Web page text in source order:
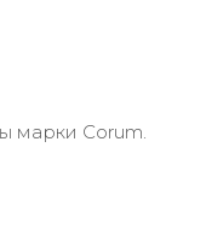
марки Corum.